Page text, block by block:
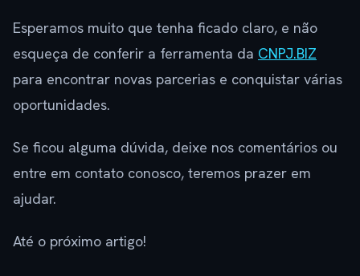
Esperamos muito que tenha ficado claro, e não
esqueça de conferir a ferramenta da CNPJ.BIZ
para encontrar novas parcerias e conquistar várias
oportunidades.
Se ficou alguma dúvida, deixe nos comentários ou
entre em contato conosco, teremos prazer em
ajudar.
Até o próximo artigo!